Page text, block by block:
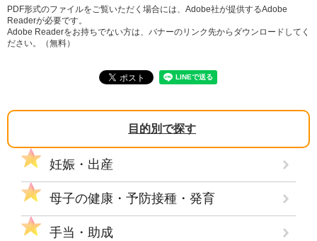
PDF形式のファイルをご覧いただく場合には、Adobe社が提供するAdobe
Readerが必要です。
Adobe Readerをお持ちでない方は、バナーのリンク先からダウンロードしてく
ださい。（無料）
目的別で探す
妊娠・出産
母子の健康・予防接種・発育
手当・助成